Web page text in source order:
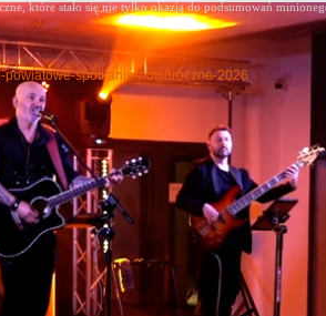
które stało się nie tylko okazją do podsumowań
powiatowe-spotkanie-noworoczne-2026
Obrony Terytorialnej zakończyli
udział w ćwiczeniu pk. „Ognista Burza-26”,
w Stałych Rejonach Odpowiedzialności 5 MBOT,